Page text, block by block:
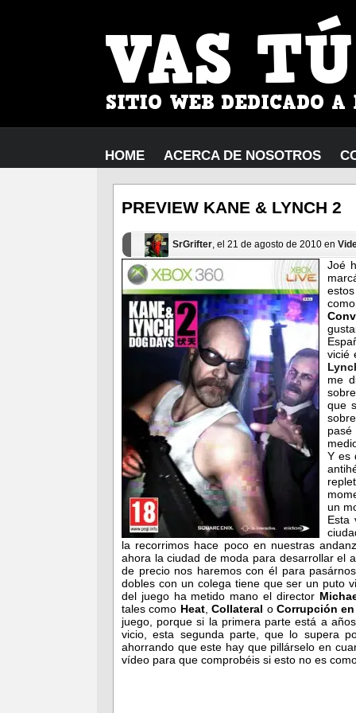
HOME ACERCA DE NOSOTROS
PREVIEW KANE & LYNCH 2
SrGrifter, el 21 de agosto de 2010 en
Joé
como
vicié
me
que
pasé
Y es
un
Esta
la recorrimos hace poco en nuestras
ahora la ciudad de moda para desarrollar el
de precio nos haremos con él para
dobles con un colega tiene que ser un puto
del juego ha metido mano el director
tales como Heat,Collateral oCorrupción
juego, porque si la primera parte está a
vicio, esta segunda parte, que lo supera
ahorrando que este hay que pillárselo en
vídeo para que comprobéis si esto no es